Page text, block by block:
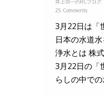
井上功一のRCブログ
25 Comments
3月22日は「
日本の水道
浄水とは 株
3月22日の「
らしの中で